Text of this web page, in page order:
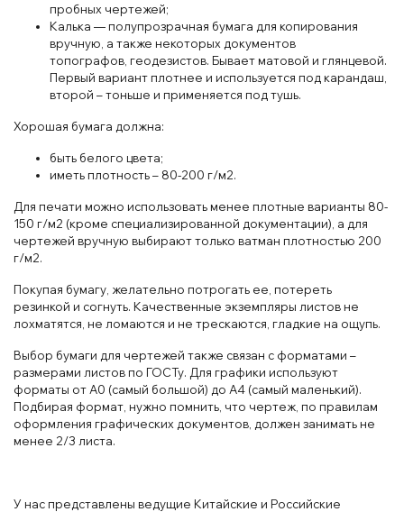
пробных чертежей;
Калька — полупрозрачная бумага для копирования
вручную, а также некоторых документов
топографов, геодезистов. Бывает матовой и глянцевой.
Первый вариант плотнее и используется под карандаш,
второй – тоньше и применяется под тушь.
Хорошая бумага должна:
быть белого цвета;
иметь плотность – 80-200 г/м2.
Для печати можно использовать менее плотные варианты 80-
150 г/м2 (кроме специализированной документации), а для
чертежей вручную выбирают только ватман плотностью 200
г/м2.
Покупая бумагу, желательно потрогать ее, потереть
резинкой и согнуть. Качественные экземпляры листов не
лохматятся, не ломаются и не трескаются, гладкие на ощупь.
Выбор бумаги для чертежей также связан с форматами –
размерами листов по ГОСТу. Для графики используют
форматы от А0 (самый большой) до А4 (самый маленький).
Подбирая формат, нужно помнить, что чертеж, по правилам
оформления графических документов, должен занимать не
менее 2/3 листа.
У нас представлены ведущие Китайские и Российские